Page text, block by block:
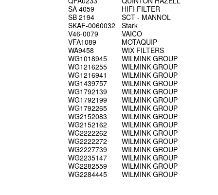
SA 4059
HIFI FILTER
SB 2194
SCT - MANNOL
SKAF-0060032
Stark
V46-0079
VAICO
VFA1089
MOTAQUIP
WA9458
WIX FILTERS
WG1018945
WILMINK GROUP
WG1216255
WILMINK GROUP
WG1216941
WILMINK GROUP
WG1439757
WILMINK GROUP
WG1792139
WILMINK GROUP
WG1792199
WILMINK GROUP
WG1792265
WILMINK GROUP
WG2152083
WILMINK GROUP
WG2152162
WILMINK GROUP
WG2222262
WILMINK GROUP
WG2222272
WILMINK GROUP
WG2227739
WILMINK GROUP
WG2235147
WILMINK GROUP
WG2282559
WILMINK GROUP
WG2284445
WILMINK GROUP